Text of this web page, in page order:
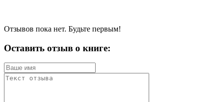
Отзывов пока нет. Будьте первым!
Оставить отзыв о книге: